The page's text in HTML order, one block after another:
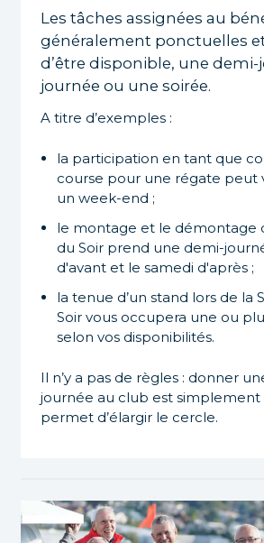
Les tâches assignées au
généralement ponctuelles
d’être disponible, une demi-
journée ou une soirée.
A titre d’exemples :
la participation en tant que
course pour une régate peut
un week-end ;
le montage et le démontage
du Soir prend une demi-
d'avant et le samedi d'après ;
la tenue d’un stand lors de la
Soir vous occupera une ou
selon vos disponibilités.
Il n’y a pas de règles : donner
journée au club est
permet d’élargir le cercle.